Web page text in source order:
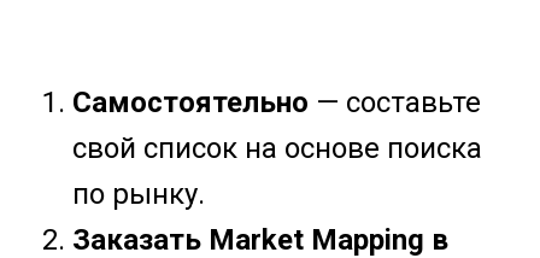
Самостоятельно — составьте
свой список на основе поиска
по рынку.
Заказать Market Mapping в